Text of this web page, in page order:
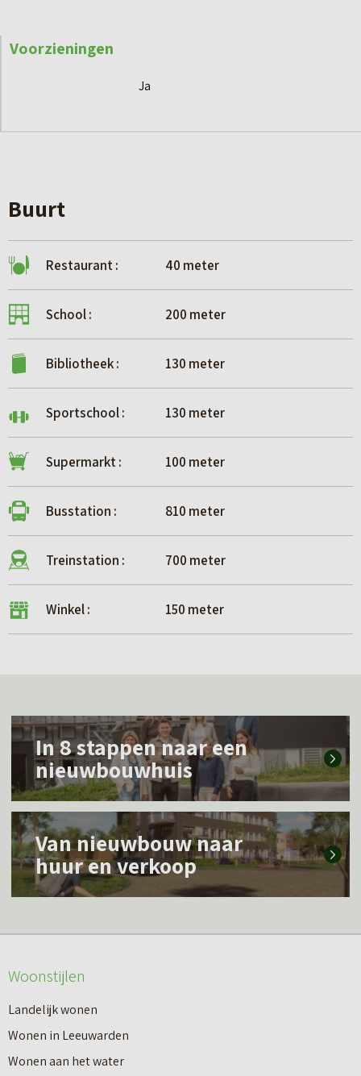
Voorzieningen
Ja
Buurt
Restaurant : 40 meter
School : 200 meter
Bibliotheek : 130 meter
Sportschool : 130 meter
Supermarkt : 100 meter
Busstation : 810 meter
Treinstation : 700 meter
Winkel : 150 meter
L
s
m
e
o
e
r
I
n
In 8 stappen naar een
nieuwbouwhuis
L
e
s
e
o
v
Van nieuwbouw naar
huur en verkoop
Woonstijlen
Landelijk wonen
Wonen in Leeuwarden
Wonen aan het water